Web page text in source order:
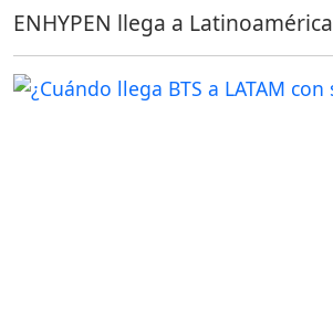
ENHYPEN llega a Latinoamérica